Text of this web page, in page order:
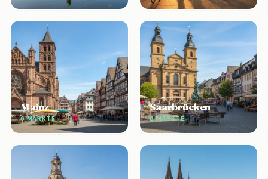
Mainz
6 MÄRKTE
Saarbrücken
6 MÄRKTE